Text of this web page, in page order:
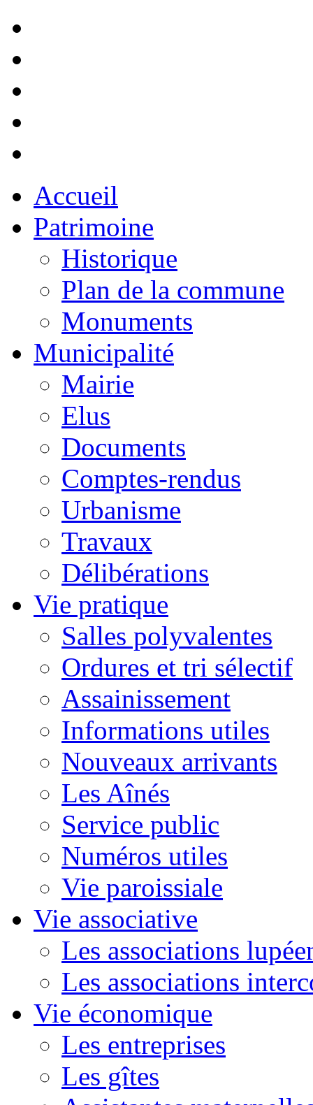
Accueil
Patrimoine
Historique
Plan de la commune
Monuments
Municipalité
Mairie
Elus
Documents
Comptes-rendus
Urbanisme
Travaux
Délibérations
Vie pratique
Salles polyvalentes
Ordures et tri sélectif
Assainissement
Informations utiles
Nouveaux arrivants
Les Aînés
Service public
Numéros utiles
Vie paroissiale
Vie associative
Les associations
Les associations
Vie économique
Les entreprises
Les gîtes